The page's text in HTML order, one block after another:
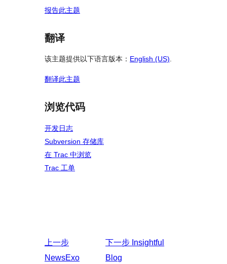
报告此主题
翻译
该主题提供以下语言版本： English (US).
翻译此主题
浏览代码
开发日志
Subversion 存储库
在 Trac 中浏览
Trac 工单
上一步
NewsExo
下一步 Insightful
Blog